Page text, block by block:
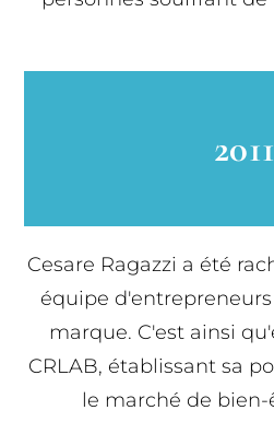
2011
Cesare Ragazzi a été
équipe
marque. C'est ainsi
CRLAB, établissant sa
le marché de